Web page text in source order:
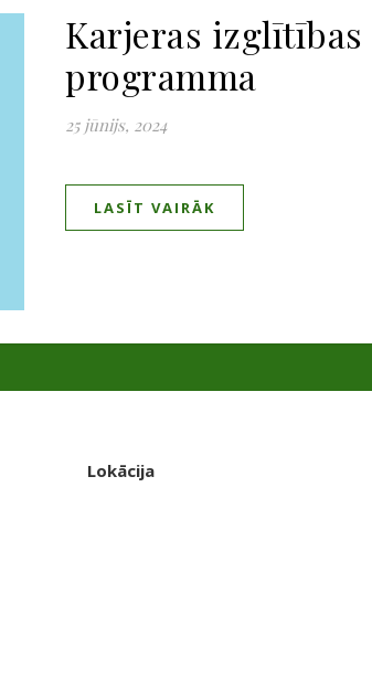
Karjeras izglītības
programma
25 jūnijs, 2024
LASĪT VAIRĀK
Lokācija